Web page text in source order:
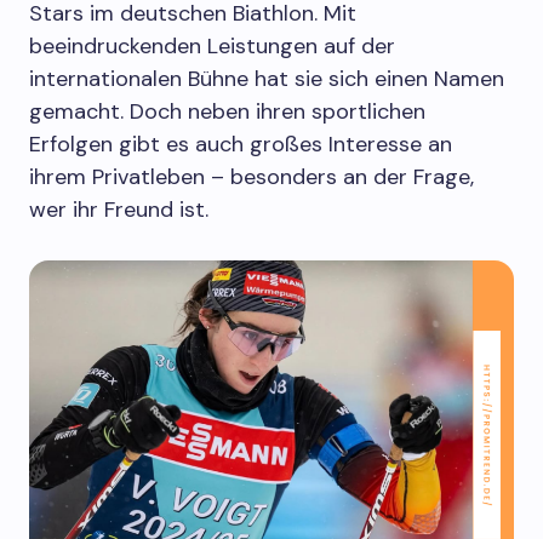
Stars im deutschen Biathlon. Mit
beeindruckenden Leistungen auf der
internationalen Bühne hat sie sich einen Namen
gemacht. Doch neben ihren sportlichen
Erfolgen gibt es auch großes Interesse an
ihrem Privatleben – besonders an der Frage,
wer ihr Freund ist.